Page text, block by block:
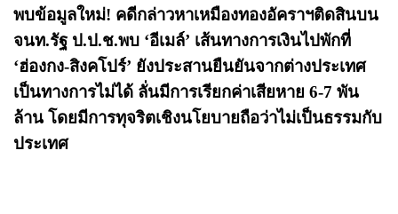
พบข้อมูลใหม่! คดีกล่าวหาเหมืองทองอัคราฯติดสินบน
จนท.รัฐ ป.ป.ช.พบ ‘อีเมล์’ เส้นทางการเงินไปพักที่
‘ฮ่องกง-สิงคโปร์’ ยังประสานยืนยันจากต่างประเทศ
เป็นทางการไม่ได้ ลั่นมีการเรียกค่าเสียหาย 6-7 พัน
ล้าน โดยมีการทุจริตเชิงนโยบายถือว่าไม่เป็นธรรมกับ
ประเทศ